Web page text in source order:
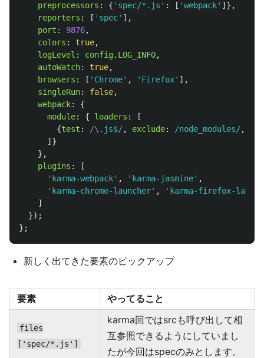
preprocessors : { ' spec/*.js ' : [ 'webpack' ]},
reporters : [ ' spec' ],
port : 9876,
colors : true,
logLevel : config. LOG_INFO,
autoWatch: true,
browsers : [ ' Chrome' , ' Firefox' ],
singleRun: false,
webpack:
{
module: { loaders :
[
{test : /\. js$/, exclude: /node_modules/,
]}
},
plugins :
[
' karma-webpack' , ' karma-jasmine' ,
' karma-chrome-launcher' , ' karma-firefox-
]
});
};
新しく出てきた要素のピックアップ
要素 やってること
files
['spec/*.js']
karma回ではsrcも呼び出して相
互参照できるようにしていまし
たが今回はspecのみとします。